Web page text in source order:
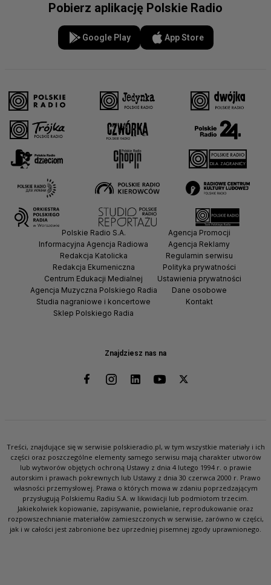
Pobierz aplikację Polskie Radio
Google Play App Store
Znajdziesz nas na
Polskie Radio S.A.
Informacyjna Agencja Radiowa
Redakcja Katolicka
Redakcja Ekumeniczna
Centrum Edukacji Medialnej
Agencja Muzyczna Polskiego Radia
Studia nagraniowe i koncertowe
Sklep Polskiego Radia
Agencja Promocji
Agencja Reklamy
Regulamin serwisu
Polityka prywatności
Ustawienia prywatności
Dane osobowe
Kontakt
Treści, znajdujące się w serwisie polskieradio.pl, w tym wszystkie materiały i ich
części oraz poszczególne elementy samego serwisu mają charakter utworów
lub wytworów objętych ochroną Ustawy z dnia 4 lutego 1994 r. o prawie
autorskim i prawach pokrewnych lub Ustawy z dnia 30 czerwca 2000 r. Prawo
własności przemysłowej. Prawa o których mowa w zdaniu poprzedzającym
przysługują Polskiemu Radiu S.A. w likwidacji lub podmiotom trzecim.
Jakiekolwiek kopiowanie, zapisywanie, powielanie, reprodukowanie oraz
rozpowszechnianie materiałów zamieszczonych w serwisie, zarówno w części,
jak i w całości jest zabronione bez uprzedniej pisemnej zgody uprawnionego.